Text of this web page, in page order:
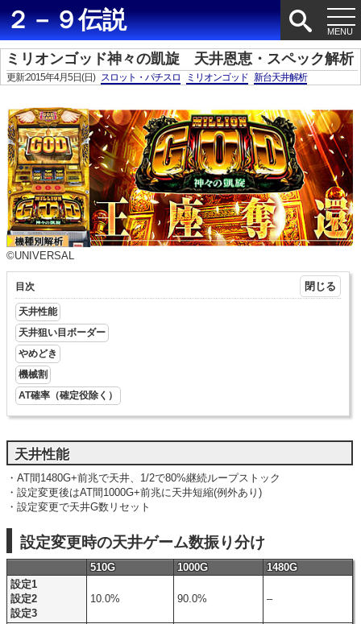
２－９伝説
ミリオンゴッド神々の凱旋 天井恩恵・スペック解析
更新:2015年4月5日(日) スロット・パチスロ ミリオンゴッド 新台天井解析
©UNIVERSAL
目次
天井性能
天井狙い目ボーダー
やめどき
機械割
AT確率（確定役除く）
天井性能
・AT間1480G+前兆で天井、1/2で80%継続ループストック
・設定変更後はAT間1000G+前兆に天井短縮(例外あり)
・設定変更で天井G数リセット
設定変更時の天井ゲーム数振り分け
510G 1000G
1480G
設定1
設定2
設定3
10.0% 90.0% –